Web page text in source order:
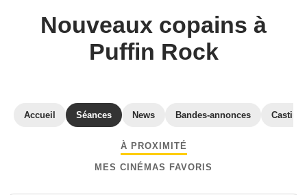
Nouveaux copains à
Puffin Rock
Accueil Séances News Bandes-annonces Casting
À PROXIMITÉ
MES CINÉMAS FAVORIS